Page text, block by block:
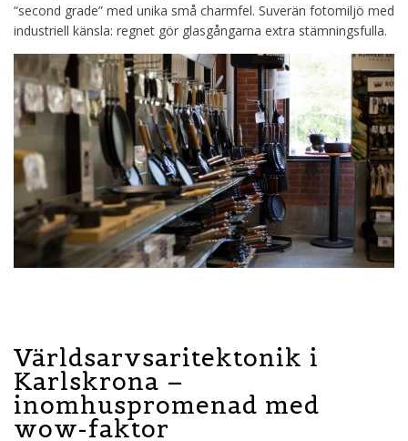
“second grade” med unika små charmfel. Suverän fotomiljö med
industriell känsla: regnet gör glasgångarna extra stämningsfulla.
Världsarvsaritektonik i
Karlskrona –
inomhuspromenad med
wow-faktor